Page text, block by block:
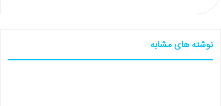
نوشته های مشابه